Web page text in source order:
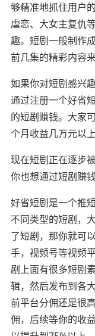
够精准地抓住用户
虐恋、‌大女主复仇
趣。‌短剧一般制作
前几集的精彩内容
如果你对短剧感兴
通过注册一个好省
的短剧赚钱。大家
个月收益几万元以
现在短剧正在逐步
你也想通过短剧赚
好省短剧是一个推
不同类型的短剧，
了短剧，那你就可
手，视频号等视频
剧上面有很多短剧
辑，然后发布到各
前平台分佣还是很
佣，后续等你的收